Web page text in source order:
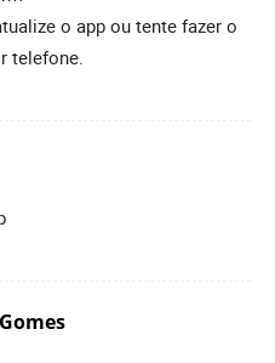
o app ou tente fazer o
telefone.